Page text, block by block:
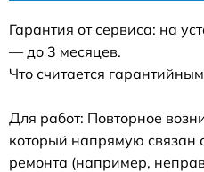
Гарантия от сервиса: на
— до 3 месяцев.
Что считается
Для работ: Повторное
который напрямую связан
ремонта (например,